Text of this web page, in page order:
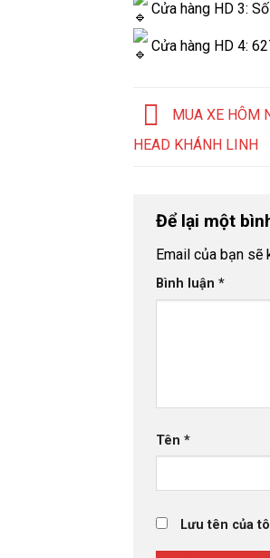
Cửa hàng HD 3:
Cửa hàng HD 4:
MUA XE HÔM
HEAD KHÁNH LINH
Để lại một
Email của bạn sẽ
Bình luận *
Tên *
Lưu tên của